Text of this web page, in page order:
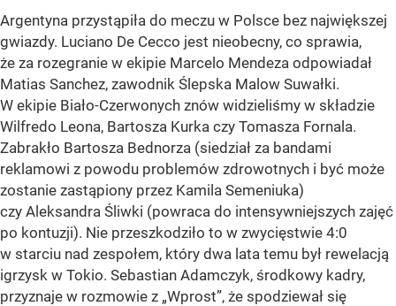
Argentyna przystąpiła do meczu w Polsce bez największej
gwiazdy. Luciano De Cecco jest nieobecny, co sprawia,
że za rozegranie w ekipie Marcelo Mendeza odpowiadał
Matias Sanchez, zawodnik Ślepska Malow Suwałki.
W ekipie Biało-Czerwonych znów widzieliśmy w składzie
Wilfredo Leona, Bartosza Kurka czy Tomasza Fornala.
Zabrakło Bartosza Bednorza (siedział za bandami
reklamowi z powodu problemów zdrowotnych i być może
zostanie zastąpiony przez Kamila Semeniuka)
czy Aleksandra Śliwki (powraca do intensywniejszych zajęć
po kontuzji). Nie przeszkodziło to w zwycięstwie 4:0
w starciu nad zespołem, który dwa lata temu był rewelacją
igrzysk w Tokio. Sebastian Adamczyk, środkowy kadry,
przyznaje w rozmowie z „Wprost”, że spodziewał się